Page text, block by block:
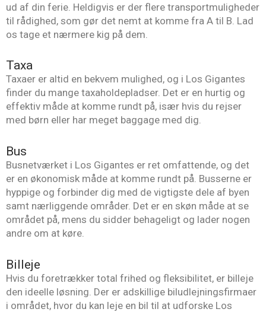
ud af din ferie. Heldigvis er der flere transportmuligheder
til rådighed, som gør det nemt at komme fra A til B. Lad
os tage et nærmere kig på dem.
Taxa
Taxaer er altid en bekvem mulighed, og i Los Gigantes
finder du mange taxaholdepladser. Det er en hurtig og
effektiv måde at komme rundt på, især hvis du rejser
med børn eller har meget baggage med dig.
Bus
Busnetværket i Los Gigantes er ret omfattende, og det
er en økonomisk måde at komme rundt på. Busserne er
hyppige og forbinder dig med de vigtigste dele af byen
samt nærliggende områder. Det er en skøn måde at se
området på, mens du sidder behageligt og lader nogen
andre om at køre.
Billeje
Hvis du foretrækker total frihed og fleksibilitet, er billeje
den ideelle løsning. Der er adskillige biludlejningsfirmaer
i området, hvor du kan leje en bil til at udforske Los